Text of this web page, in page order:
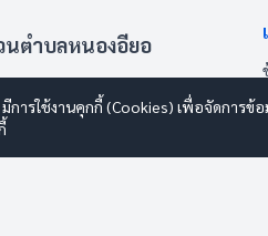
นตำบลหนองอียอ
หมู่ที่ 1 ตำบลหนองอียอ อำเภอ
โทร 044-060380
ารใช้งานคุกกี้ (Cookies) เพื่อจัดการข้